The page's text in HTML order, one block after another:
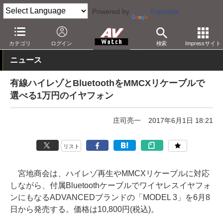
Powered by Translate
カテゴリ ログイン 検索 Impressサイト
AV Watch 製品 ヘッドフォン その他
ニュース
有線ハイレゾとBluetoothをMMCXリケーブルで
選べる1万円のイヤフォン
庄司亮一 2017年6月1日 18:21
リスト
宮地商会は、ハイレゾ再生やMMCXリケーブルに対応
しながら、付属Bluetoothケーブルでワイヤレスイヤフォ
ンにもなるADVANCEDブランドの「MODEL 3」を6月8
日から発売する。価格は10,800円(税込)。